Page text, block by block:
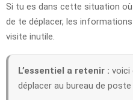
Si tu es dans cette situation
de te déplacer, les
visite inutile.
L’essentiel a retenir : voici
déplacer au bureau de poste